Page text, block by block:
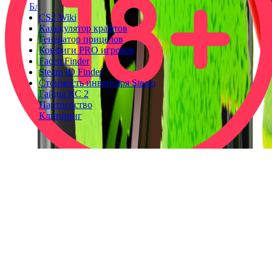
Блог
CS2 Wiki
Калькулятор крафтов
Генератор прицелов
Конфиги PRO игроков
Faceit Finder
Steam ID Finder
Стоимость инвентаря Steam
Гайды КС 2
Партнерство
Клиппинг